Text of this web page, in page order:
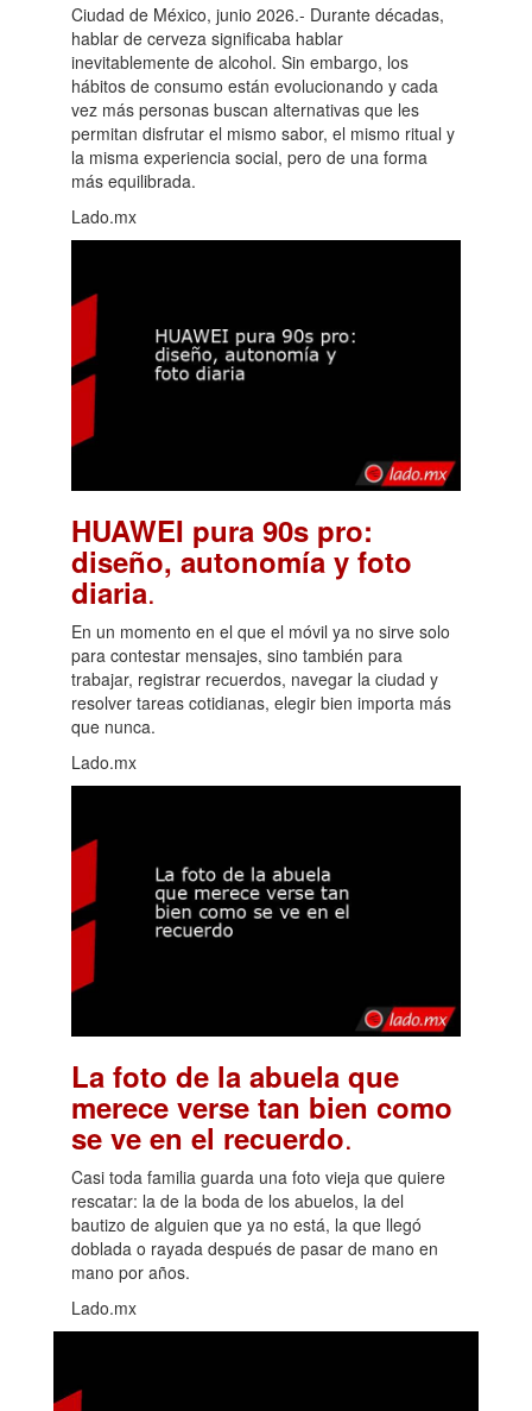
Ciudad de México, junio 2026.- Durante décadas,
hablar de cerveza significaba hablar
inevitablemente de alcohol. Sin embargo, los
hábitos de consumo están evolucionando y cada
vez más personas buscan alternativas que les
permitan disfrutar el mismo sabor, el mismo ritual y
la misma experiencia social, pero de una forma
más equilibrada.
Lado.mx
HUAWEI pura 90s pro:
diseño, autonomía y foto
diaria.
En un momento en el que el móvil ya no sirve solo
para contestar mensajes, sino también para
trabajar, registrar recuerdos, navegar la ciudad y
resolver tareas cotidianas, elegir bien importa más
que nunca.
Lado.mx
La foto de la abuela que
merece verse tan bien como
se ve en el recuerdo.
Casi toda familia guarda una foto vieja que quiere
rescatar: la de la boda de los abuelos, la del
bautizo de alguien que ya no está, la que llegó
doblada o rayada después de pasar de mano en
mano por años.
Lado.mx